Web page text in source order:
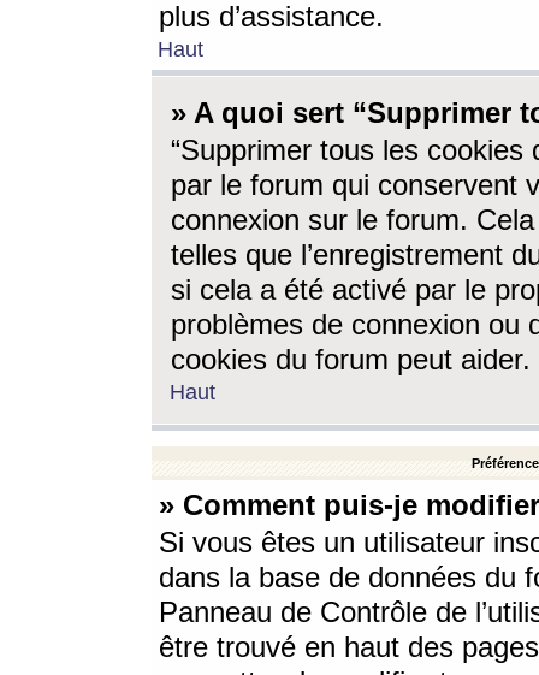
plus d’assistance.
Haut
» A quoi sert “Supprimer
“Supprimer tous les cookies
par le forum qui conservent
connexion sur le forum.
telles que l’enregistrement
si cela a été activé par le
problèmes de connexion ou
cookies du forum peut aider.
Haut
» Comment puis-je
Si vous êtes un utilisateur
dans la base de données du
Panneau de Contrôle de
être trouvé en haut des